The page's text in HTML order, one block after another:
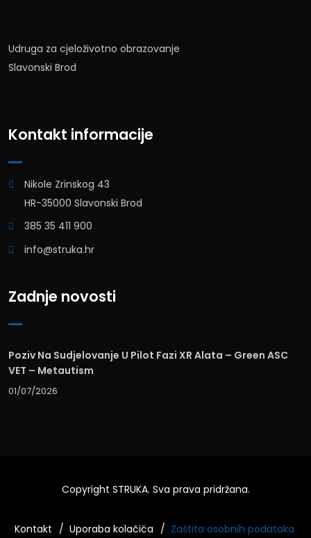
Udruga za cjeloživotno obrazovanje
Slavonski Brod
Kontakt informacije
Nikole Zrinskog 43
HR-35000 Slavonski Brod
385 35 411 900
info@struka.hr
Zadnje novosti
Poziv Na Sudjelovanje U Pilot Fazi XR Alata – Green ASC
VET – Metautism
01/07/2026
Copyright STRUKA. Sva prava pridržana.
Kontakt Uporaba kolačića Zaštita osobnih podataka